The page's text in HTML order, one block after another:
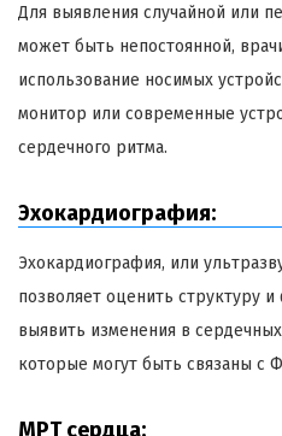
Для выявления случайной или
может быть непостоянной,
использование носимых
монитор или современные
сердечного ритма.
Эхокардиография:
Эхокардиография, или
позволяет оценить структуру
выявить изменения в
которые могут быть связаны с
МРТ сердца: